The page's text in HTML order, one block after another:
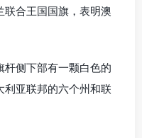
合王国国旗，表明澳
侧下部有一颗白色的
亚联邦的六个州和联